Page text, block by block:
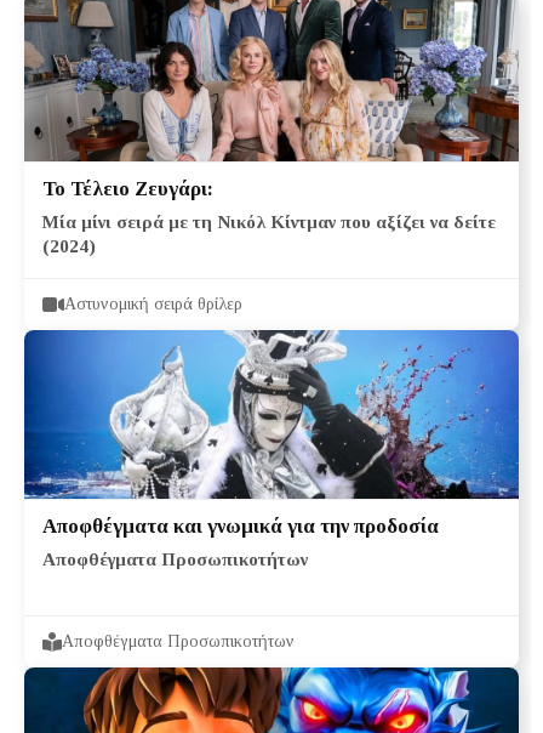
Το Τέλειο Ζευγάρι:
Μία μίνι σειρά με τη Νικόλ Κίντμαν που αξίζει να δείτε
(2024)
Αστυνομική σειρά θρίλερ
Αποφθέγματα και γνωμικά για την προδοσία
Αποφθέγματα Προσωπικοτήτων
Αποφθέγματα Προσωπικοτήτων